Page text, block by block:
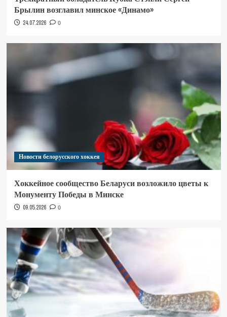
Брылин возглавил минское «Динамо»
24.07.2026 0
Новости белорусского хоккея
Хоккейное сообщество Беларуси возложило цветы к
Монументу Победы в Минске
09.05.2026 0